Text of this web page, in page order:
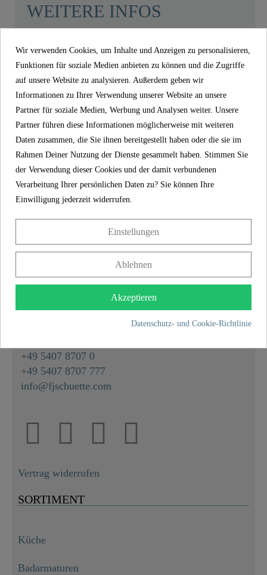
WEITERE INFOS
Product images
Dichtungssatz (insg. 4 Dichtungen) -
01507
Preis
13,99 €
inkl. MwSt.
Artikel-Nr 01507
Franz Joseph Schütte GmbH
Hullerweg 1
+49 5407 8707 0
+49 5407 8707 777
info@fjschuette.com
Vertrag widerrufen
SORTIMENT
Küche
Badarmaturen
Wir verwenden Cookies, um Inhalte und Anzeigen zu personalisieren,
Funktionen für soziale Medien anbieten zu können und die Zugriffe
auf unsere Website zu analysieren. Außerdem geben wir
Informationen zu Ihrer Verwendung unserer Website an unsere
Partner für soziale Medien, Werbung und Analysen weiter. Unsere
Partner führen diese Informationen möglicherweise mit weiteren
Daten zusammen, die Sie ihnen bereitgestellt haben oder die sie im
Rahmen Deiner Nutzung der Dienste gesammelt haben. Stimmen Sie
der Verwendung dieser Cookies und der damit verbundenen
Verarbeitung Ihrer persönlichen Daten zu? Sie können Ihre
Einwilligung jederzeit widerrufen.
Einstellungen
Ablehnen
Akzeptieren
Datenschutz- und Cookie-Richtlinie